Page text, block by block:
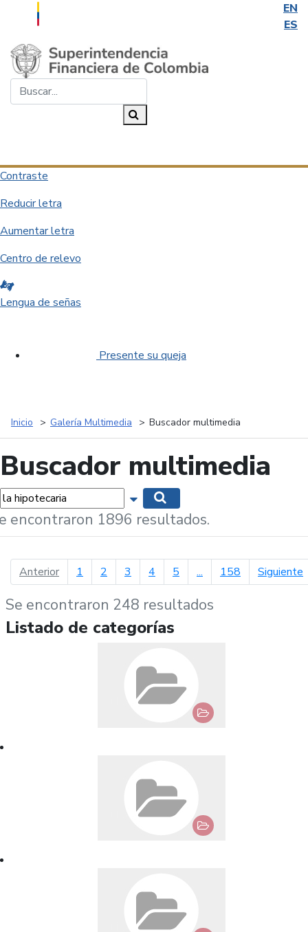
EN
ES
Saltar al contenido principal
Contraste
Reducir letra
Aumentar letra
Centro de relevo
Lengua de señas
Presente su queja
Inicio Galería Multimedia Buscador multimedia
Buscador multimedia
Mostrar opciones de búsqueda
encontraron 1896 resultados.
Anteriorpágina anterior
1 2 3 4 5 ... 158 Siguiente
Se encontraron 248 resultados
Listado de categorías